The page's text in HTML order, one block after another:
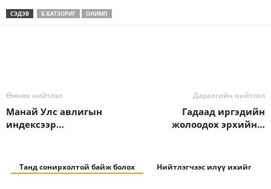
СЭДЭВ Б.БАТЗОРИГ ОЛИМП
Өмнөх нийтлэл
Манай Улс авлигын
индексээр…
Дараагийн нийтлэл
Гадаад иргэдийн
жолоодох эрхийн…
Танд сонирхолтой байж болох Нийтлэгчээс илүү ихийг